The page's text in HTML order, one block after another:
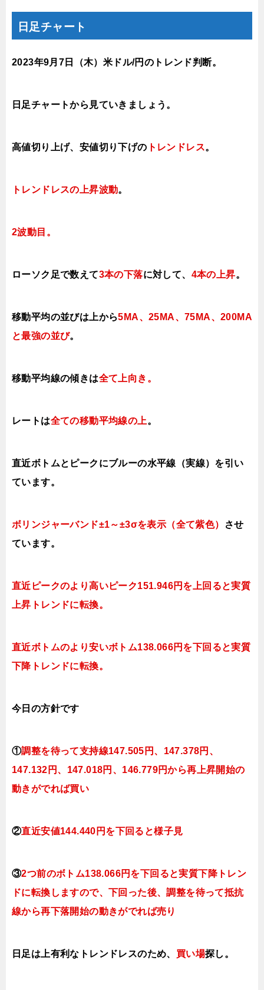
日足チャート
2023年9月7 日（木） 米ドル/円のトレンド判断。
日足チャートから見ていきましょう。
高値切り上げ、安値切り下げの トレンドレス。
トレンドレスの上昇波動。
2波動目。
ローソク足で数えて3本の下落に対して、 4本の上昇。
移動平均の並びは上から5MA、25MA、75MA、200MA
と最強の並び。
移動平均線の傾きは全て上向き。
レートは全ての移動平均線の上。
直近ボトムとピークにブルーの水平線（実線）を引い
ています。
ボリンジャーバンド±1～±3σを表示（全て紫色）
させ
ています。
直近ピークのより高いピーク151.946円を上回ると実質
上昇トレンドに転換。
直近ボトムのより安いボトム138.066円を下回ると実質
下降トレンドに転換。
今日 の方針です
①調整を待って支持線147.505円、147.378円、
147.132円、147.018円、146.779円から再上昇開始の
動きがでれば買い
②直近安値144.440円を下回ると様子見
③2つ前のボトム138.066円を下回ると実質下降トレン
ドに転換しますので、下回った後、調整を待って抵抗
線から再下落開始の動きがでれば売り
日足は上有利なトレンドレスのため、 買い場探し。